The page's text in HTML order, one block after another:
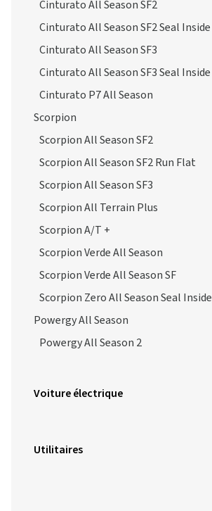
Cinturato All Season SF2
Cinturato All Season SF2 Seal Inside
Cinturato All Season SF3
Cinturato All Season SF3 Seal Inside
Cinturato P7 All Season
Scorpion
Scorpion All Season SF2
Scorpion All Season SF2 Run Flat
Scorpion All Season SF3
Scorpion All Terrain Plus
Scorpion A/T +
Scorpion Verde All Season
Scorpion Verde All Season SF
Scorpion Zero All Season Seal Inside
Powergy All Season
Powergy All Season 2
Voiture électrique
Utilitaires